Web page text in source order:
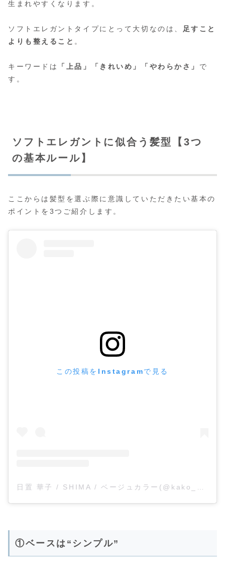
生まれやすくなります。
ソフトエレガントタイプにとって大切なのは、
足すこと
よりも整えること 。
キーワードは 「上品」「きれいめ」「やわらかさ」 で
す。
ソフトエレガントに似合う髪型【3つ
の基本ルール】
ここからは髪型を選ぶ際に意識していただきたい基本の
ポイントを3つご紹介します。
この投稿をInstagramで見る
①ベースは“シンプル”